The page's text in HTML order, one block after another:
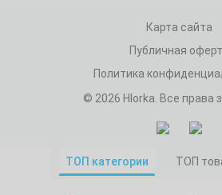
Карта сайта
Публичная
Политика
© 2026 Hlorka. Все права
ТОП категории ТОП